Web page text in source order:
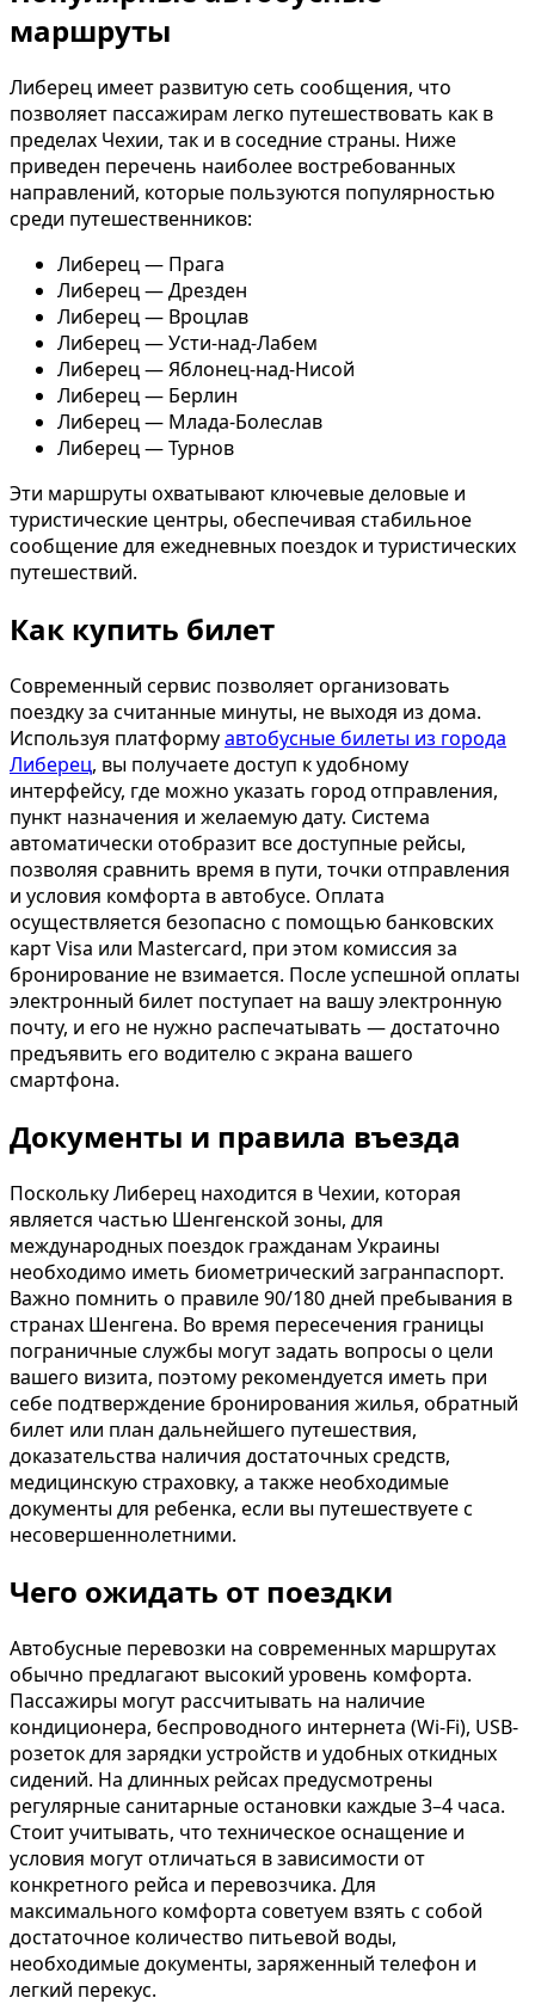
маршруты
Либерец имеет развитую сеть сообщения, что
позволяет пассажирам легко путешествовать как в
пределах Чехии, так и в соседние страны. Ниже
приведен перечень наиболее востребованных
направлений, которые пользуются популярностью
среди путешественников:
Либерец — Прага
Либерец — Дрезден
Либерец — Вроцлав
Либерец — Усти-над-Лабем
Либерец — Яблонец-над-Нисой
Либерец — Берлин
Либерец — Млада-Болеслав
Либерец — Турнов
Эти маршруты охватывают ключевые деловые и
туристические центры, обеспечивая стабильное
сообщение для ежедневных поездок и туристических
путешествий.
Как купить билет
Современный сервис позволяет организовать
поездку за считанные минуты, не выходя из дома.
Используя платформуавтобусные билеты из города
Либерец, вы получаете доступ к удобному
интерфейсу, где можно указать город отправления,
пункт назначения и желаемую дату. Система
автоматически отобразит все доступные рейсы,
позволяя сравнить время в пути, точки отправления
и условия комфорта в автобусе. Оплата
осуществляется безопасно с помощью банковских
карт Visa или Mastercard, при этом комиссия за
бронирование не взимается. После успешной оплаты
электронный билет поступает на вашу электронную
почту, и его не нужно распечатывать — достаточно
предъявить его водителю с экрана вашего
смартфона.
Документы и правила въезда
Поскольку Либерец находится в Чехии, которая
является частью Шенгенской зоны, для
международных поездок гражданам Украины
необходимо иметь биометрический загранпаспорт.
Важно помнить о правиле 90/180 дней пребывания в
странах Шенгена. Во время пересечения границы
пограничные службы могут задать вопросы о цели
вашего визита, поэтому рекомендуется иметь при
себе подтверждение бронирования жилья, обратный
билет или план дальнейшего путешествия,
доказательства наличия достаточных средств,
медицинскую страховку, а также необходимые
документы для ребенка, если вы путешествуете с
несовершеннолетними.
Чего ожидать от поездки
Автобусные перевозки на современных маршрутах
обычно предлагают высокий уровень комфорта.
Пассажиры могут рассчитывать на наличие
кондиционера, беспроводного интернета (Wi-Fi), USB-
розеток для зарядки устройств и удобных откидных
сидений. На длинных рейсах предусмотрены
регулярные санитарные остановки каждые 3–4 часа.
Стоит учитывать, что техническое оснащение и
условия могут отличаться в зависимости от
конкретного рейса и перевозчика. Для
максимального комфорта советуем взять с собой
достаточное количество питьевой воды,
необходимые документы, заряженный телефон и
легкий перекус.